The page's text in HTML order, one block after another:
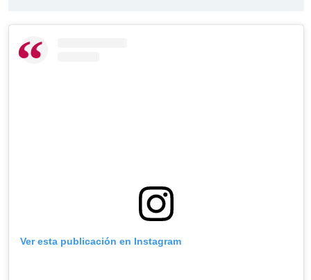
Ver esta publicación en Instagram